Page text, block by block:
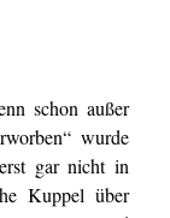
schon außer
wurde
gar nicht in
Kuppel über